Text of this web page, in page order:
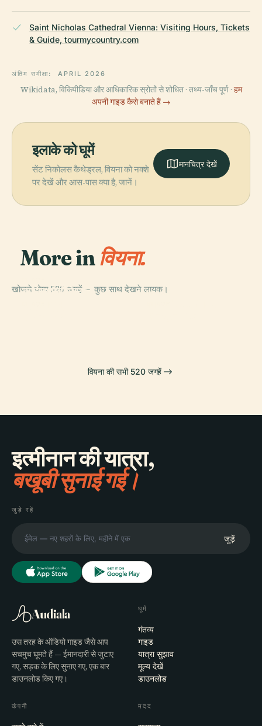
Saint Nicholas Cathedral Vienna: Visiting Hours, Tickets
& Guide, tourmycountry.com
अंतिम समीक्षा: APRIL 2026
Wikidata, विकिपीडिया और आधिकारिक स्रोतों से शोधित · तथ्य-जाँच पूर्ण · हम
अपनी गाइड कैसे बनाते हैं →
इलाके को घूमें
सेंट निकोलस कैथेड्रल, वियना को नक्शे
पर देखें और आस-पास क्या है, जानें।
मानचित्र देखें
More in वियना.
खोजने योग्य 520 जगहें — कुछ साथ देखने लायक।
कुन्स्थिस्तोरिस्चेस
PLACE
वियना की सभी 520 जगहें
इत्मीनान की यात्रा,
बखूबी सुनाई गई।
जुड़े रहें
जुड़ें
Audiala
उस तरह के ऑडियो गाइड जैसे आप
सचमुच घूमते हैं — ईमानदारी से जुटाए
गए, सड़क के लिए सुनाए गए, एक बार
डाउनलोड किए गए।
घूमें
गंतव्य
गाइड
यात्रा सुझाव
मूल्य देखें
डाउनलोड
कंपनी मदद